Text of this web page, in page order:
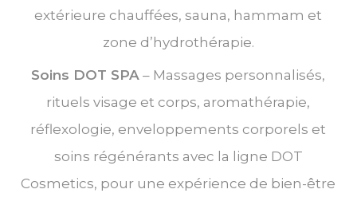
extérieure chauffées, sauna, hammam et
zone d’hydrothérapie.
Soins DOT SPA – Massages personnalisés,
rituels visage et corps, aromathérapie,
réflexologie, enveloppements corporels et
soins régénérants avec la ligne DOT
Cosmetics, pour une expérience de bien-être